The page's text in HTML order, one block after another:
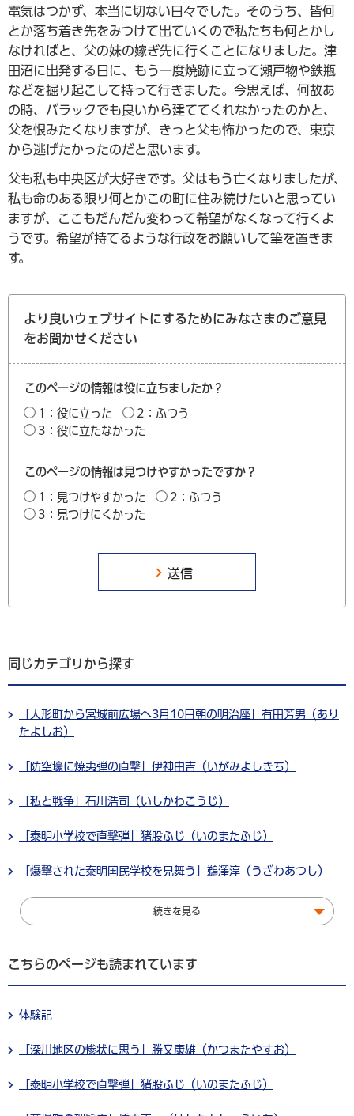
電気はつかず、本当に切ない日々でした。そのうち、皆何
とか落ち着き先をみつけて出ていくので私たちも何とかし
なければと、父の妹の嫁ぎ先に行くことになりました。津
田沼に出発する日に、もう一度焼跡に立って瀬戸物や鉄瓶
などを掘り起こして持って行きました。今思えば、何故あ
の時、バラックでも良いから建ててくれなかったのかと、
父を恨みたくなりますが、きっと父も怖かったので、東京
から逃げたかったのだと思います。
父も私も中央区が大好きです。父はもう亡くなりましたが、
私も命のある限り何とかこの町に住み続けたいと思ってい
ますが、ここもだんだん変わって希望がなくなって行くよ
うです。希望が持てるような行政をお願いして筆を置きま
す。
より良いウェブサイトにするためにみなさまのご意見
をお聞かせください
このページの情報は役に立ちましたか？
1：役に立った
2：ふつう
3：役に立たなかった
このページの情報は見つけやすかったですか？
1：見つけやすかった
2：ふつう
3：見つけにくかった
同じカテゴリから探す
「人形町から宮城前広場へ3月10日朝の明治座」有田芳男（あり
たよしお）
「防空壕に焼夷弾の直撃」伊神由吉（いがみよしきち）
「私と戦争」石川浩司（いしかわこうじ）
「泰明小学校で直撃弾」猪股ふじ（いのまたふじ）
「爆撃された泰明国民学校を見舞う」鵜澤淳（うざわあつし）
続きを見る
こちらのページも読まれています
体験記
「深川地区の惨状に思う」勝又康雄（かつまたやすお）
「泰明小学校で直撃弾」猪股ふじ（いのまたふじ）